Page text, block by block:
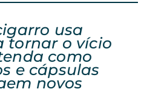
usa
tornar o vício
como
e cápsulas
novos